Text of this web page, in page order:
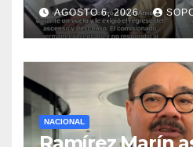
AGOSTO 6, 2026
NACIONAL